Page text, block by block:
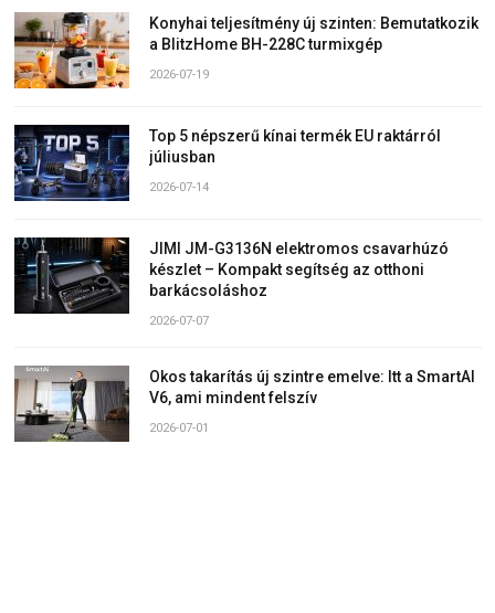
Konyhai teljesítmény új szinten: Bemutatkozik
a BlitzHome BH-228C turmixgép
2026-07-19
Top 5 népszerű kínai termék EU raktárról
júliusban
2026-07-14
JIMI JM-G3136N elektromos csavarhúzó
készlet – Kompakt segítség az otthoni
barkácsoláshoz
2026-07-07
Okos takarítás új szintre emelve: Itt a SmartAI
V6, ami mindent felszív
2026-07-01